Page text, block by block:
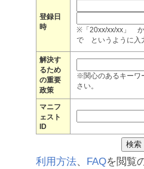
登録日
時
※「20xx/xx/xx」
で というように入
解決す
るため
の重要
政策
※関心のあるキーワ
さい。
マニフ
ェスト
ID
利用方法、 FAQを閲覧